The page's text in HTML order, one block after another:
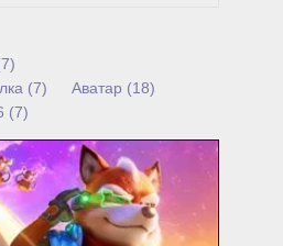
(7)
Аватар (18)
(7)
Доктор Стрэндж (8)
Fast And Furious (15)
Ghostbusters (3)